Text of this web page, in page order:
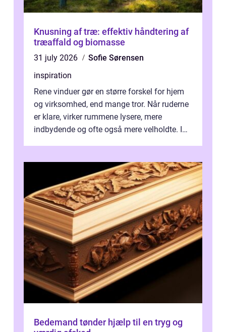
Knusning af træ: effektiv håndtering af
træaffald og biomasse
31 july 2026
Sofie Sørensen
inspiration
Rene vinduer gør en større forskel for hjem
og virksomhed, end mange tror. Når ruderne
er klare, virker rummene lysere, mere
indbydende og ofte også mere velholdte. I
Bedemand tønder hjælp til en tryg og